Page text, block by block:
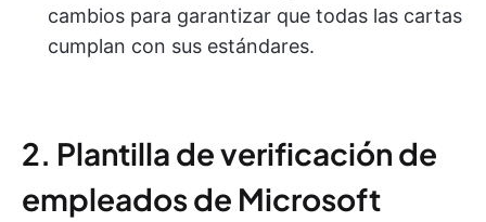
cambios para garantizar que todas las cartas
cumplan con sus estándares.
2. Plantilla de verificación de
empleados de Microsoft